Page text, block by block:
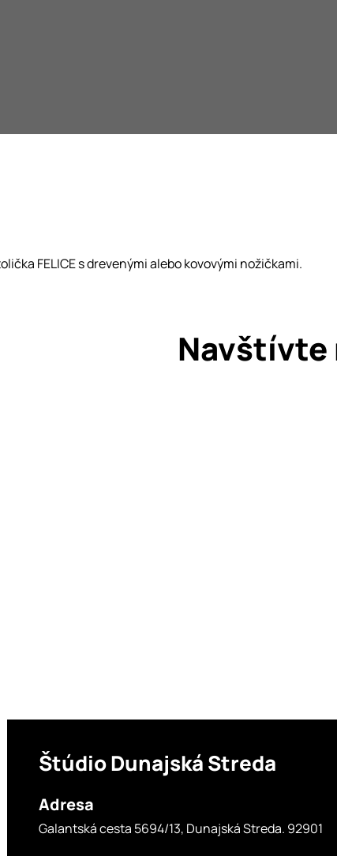
FELICE s drevenými alebo kovovými nožičkami.
Navštívte
ŠtúdioDunajská Streda
Adresa
Galantská cesta 5694/13, Dunajská Streda. 92901